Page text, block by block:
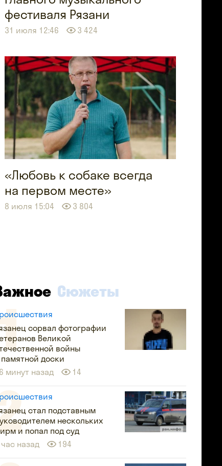
фестиваля Рязани
31 июля 12:46 3 424
«Любовь к собаке всегда
на первом месте»
8 июля 15:04 3 804
Сюжеты
сорвал фотографии
Великой
войны
доски
минут назад
14
стал подставным
нескольких
и попал под суд
час назад
194